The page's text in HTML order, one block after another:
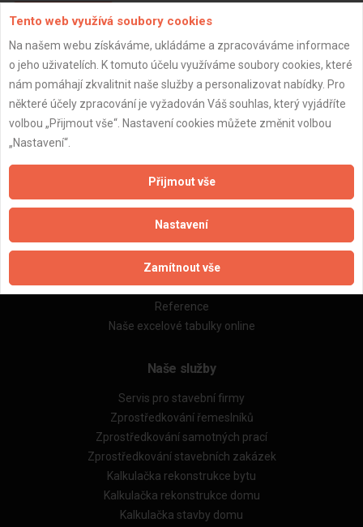
ZPĚT
Aktualizováno z portálu ARES dne 04.12.2025 00:15:02
Důležité informace
Naše firmy a řemeslníci
Zpracování a ochrana osobních údajů
Zásady pro používání souborů cookie
Obchodní podmínky (zprostředkování)
Obchodní podmínky (rozpočtování)
Reference
Naše excelové tabulky online
Naše služby
Servis pro stavební firmy
Zprostředkování řemeslníků
Zprostředkování samotných prací
Zprostředkování stavebních zakázek
Kalkulačka rekonstrukce bytu
Kalkulačka rekonstrukce domu
Kalkulačka stavby domu
Tento web využívá soubory cookies
Na našem webu získáváme, ukládáme a zpracováváme informace
o jeho uživatelích. K tomuto účelu využíváme soubory cookies, které
nám pomáhají zkvalitnit naše služby a personalizovat nabídky. Pro
některé účely zpracování je vyžadován Váš souhlas, který vyjádříte
volbou „Přijmout vše“. Nastavení cookies můžete změnit volbou
„Nastavení“.
Přijmout vše
Nastavení
Zamítnout vše